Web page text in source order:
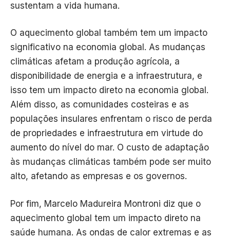
sustentam a vida humana.
O aquecimento global também tem um impacto
significativo na economia global. As mudanças
climáticas afetam a produção agrícola, a
disponibilidade de energia e a infraestrutura, e
isso tem um impacto direto na economia global.
Além disso, as comunidades costeiras e as
populações insulares enfrentam o risco de perda
de propriedades e infraestrutura em virtude do
aumento do nível do mar. O custo de adaptação
às mudanças climáticas também pode ser muito
alto, afetando as empresas e os governos.
Por fim, Marcelo Madureira Montroni diz que o
aquecimento global tem um impacto direto na
saúde humana. As ondas de calor extremas e as